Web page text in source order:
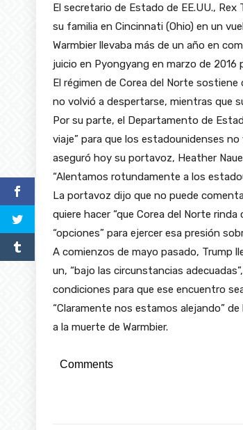
El secretario de Estado de EE.UU.,
su familia en Cincinnati (Ohio) en un
Warmbier llevaba más de un año en
juicio en Pyongyang en marzo de
El régimen de Corea del Norte
no volvió a despertarse, mientras que
Por su parte, el Departamento de
viaje” para que los estadounidenses
aseguró hoy su portavoz, Heather
“Alentamos rotundamente a los
La portavoz dijo que no puede
quiere hacer “que Corea del Norte
“opciones” para ejercer esa presión
A comienzos de mayo pasado, Trump
un, “bajo las circunstancias
condiciones para que ese encuentro
“Claramente nos estamos alejando”
a la muerte de Warmbier.
Comments